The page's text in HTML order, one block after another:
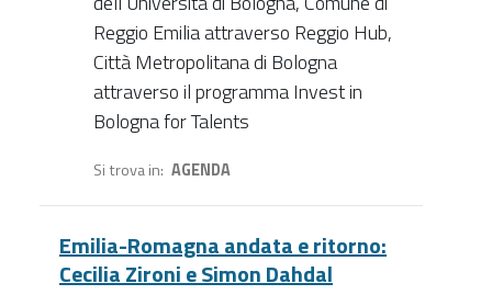
Reggio Emilia attraverso Reggio Hub,
Città Metropolitana di Bologna
attraverso il programma Invest in
Bologna for Talents
Si trova in AGENDA
Emilia-Romagna andata e ritorno:
Cecilia Zironi e Simon Dahdal